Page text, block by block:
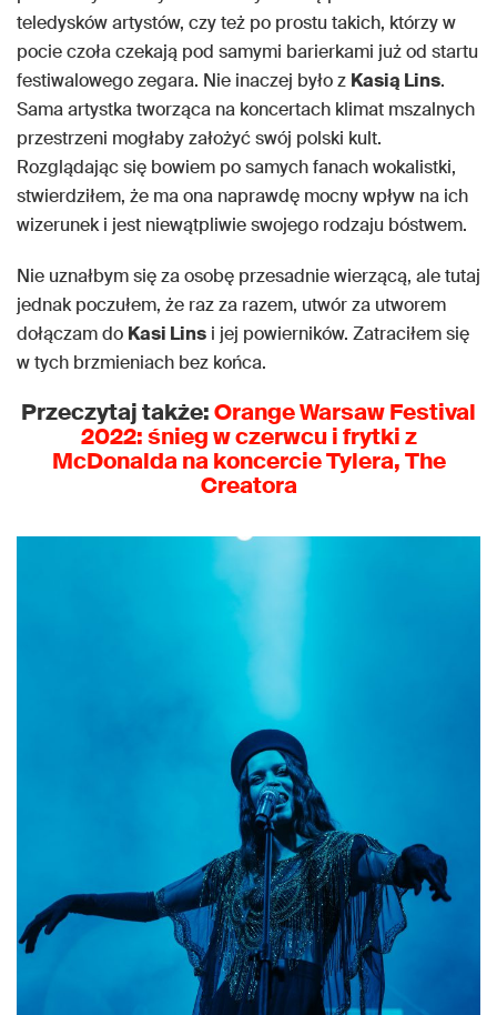
teledysków artystów, czy też po prostu takich, którzy w
pocie czoła czekają pod samymi barierkami już od startu
festiwalowego zegara. Nie inaczej było z Kasią Lins.
Sama artystka tworząca na koncertach klimat mszalnych
przestrzeni mogłaby założyć swój polski kult.
Rozglądając się bowiem po samych fanach wokalistki,
stwierdziłem, że ma ona naprawdę mocny wpływ na ich
wizerunek i jest niewątpliwie swojego rodzaju bóstwem.
Nie uznałbym się za osobę przesadnie wierzącą, ale tutaj
jednak poczułem, że raz za razem, utwór za utworem
dołączam do Kasi Lins i jej powierników. Zatraciłem się
w tych brzmieniach bez końca.
Przeczytaj także:Orange Warsaw Festival
2022: śnieg w czerwcu i frytki z
McDonalda na koncercie Tylera, The
Creatora